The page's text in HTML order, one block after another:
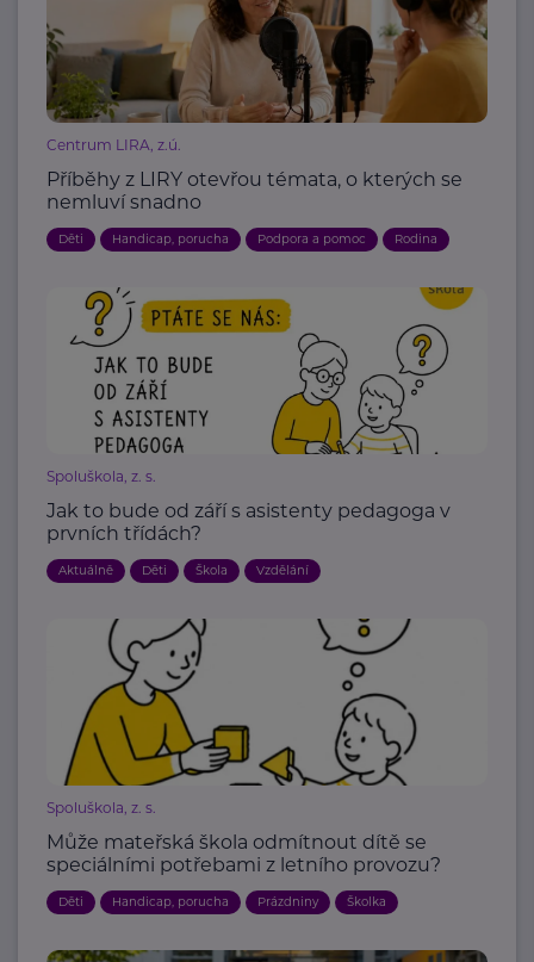
Centrum LIRA, z.ú.
Příběhy z LIRY otevřou témata, o kterých se
nemluví snadno
Děti Handicap, porucha Podpora a pomoc Rodina
Spoluškola, z. s.
Jak to bude od září s asistenty pedagoga v
prvních třídách?
Aktuálně Děti Škola Vzdělání
Spoluškola, z. s.
Může mateřská škola odmítnout dítě se
speciálními potřebami z letního provozu?
Děti Handicap, porucha Prázdniny Školka